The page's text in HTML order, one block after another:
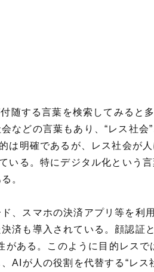
随する言葉を検索してみると
などの言葉もあり、“レス社
は明確であるが、レス社会が
る。特にデジタル化という
。
、スマホの決済アプリ等を利
済も導入されている。顔認証
がある。このように目的レス
AIが人の役割を代替する“レス